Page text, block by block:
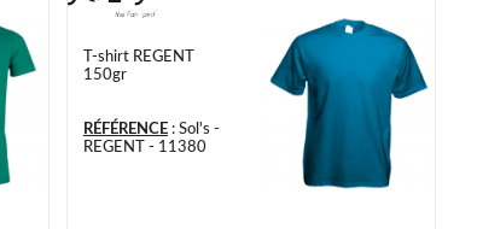
T-shirt REGENT
150gr
RÉFÉRENCE: Sol's -
REGENT - 11380